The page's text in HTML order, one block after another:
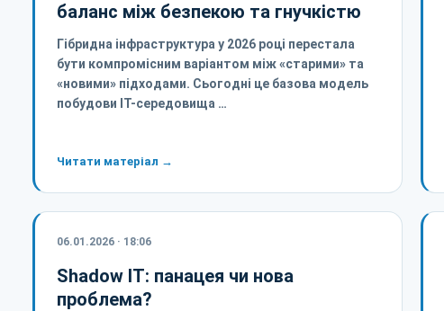
баланс між безпекою та гнучкістю
Гібридна інфраструктура у 2026 році перестала
бути компромісним варіантом між «старими» та
«новими» підходами. Сьогодні це базова модель
побудови ІТ-середовища …
Читати матеріал →
06.01.2026 · 18:06
Shadow IT: панацея чи нова
проблема?